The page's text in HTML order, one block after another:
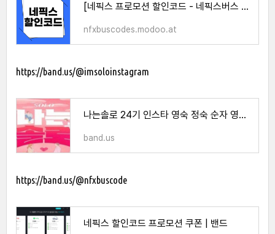
[네픽스 프로모션 할인코드 - 네픽스버스 할인코드]
nfxbuscodes.modoo.at
https://band.us/@imsoloinstagram
나는솔로 24기 인스타 영숙 정숙 순자 영자 옥순 현숙 영수 영호 영식 영철 광수 광철 | 밴드
band.us
https://band.us/@nfxbuscode
네픽스 할인코드 프로모션 쿠폰 | 밴드